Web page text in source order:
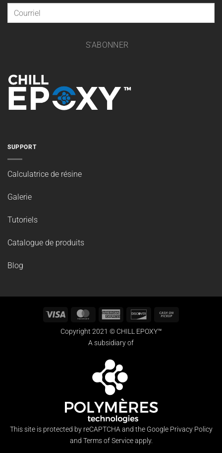
SUPPORT
Calculatrice de résine
Galerie
Tutoriels
Catalogue de produits
Blog
S'ABONNER
Visa MasterCardAmerican
Discover
Copyright 2021 © CHILL EPOXY™
A subsidiary of
This site is protected by reCAPTCHA and the Google Privacy Policy
and Terms of Serviceapply.